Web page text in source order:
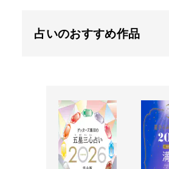
占いのおすすめ作品